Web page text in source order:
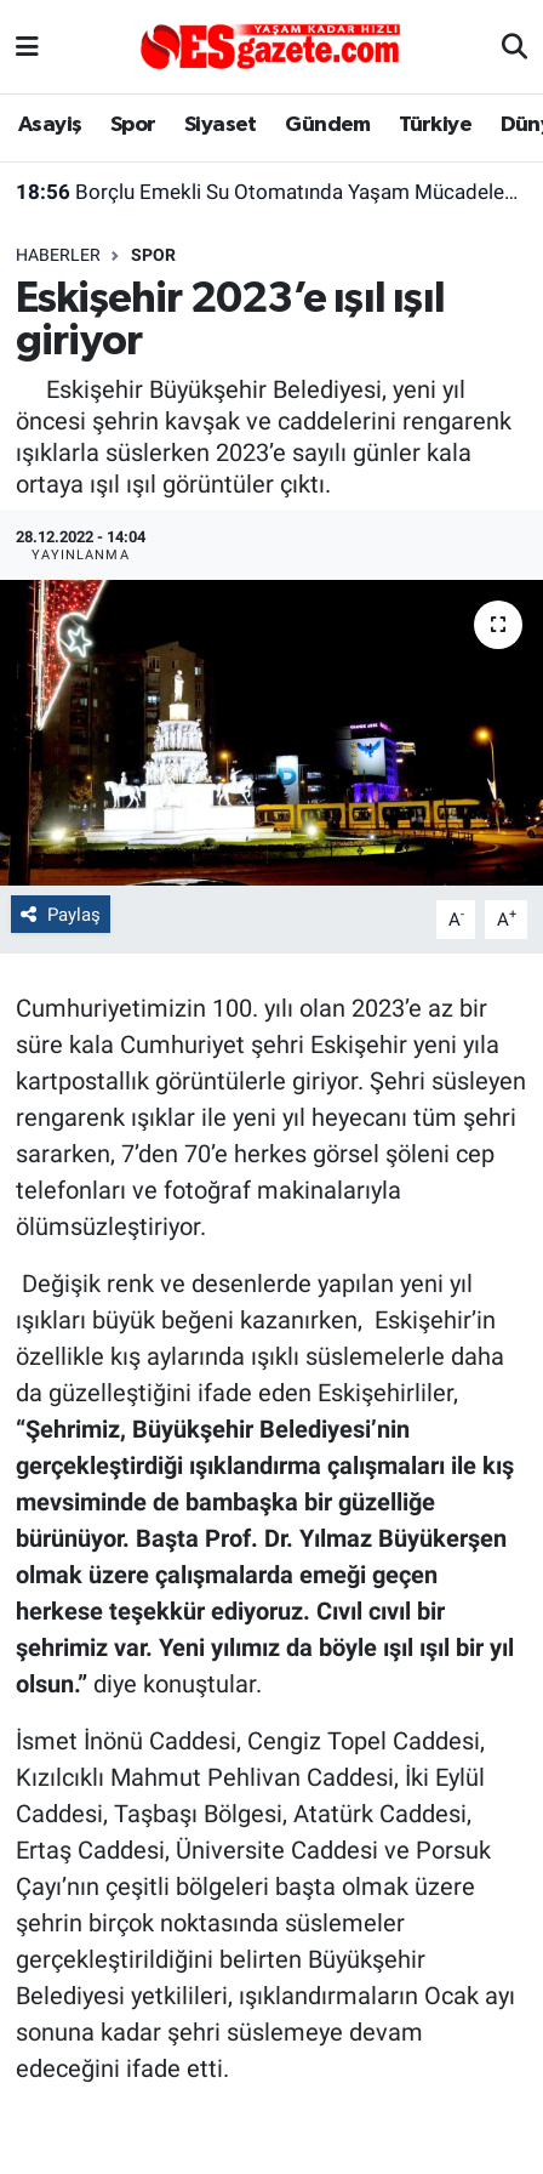
Asayiş Spor Siyaset Gündem Türkiye
18:56 Borçlu Emekli Su Otomatında Yaşam Mücadelesi Veriyor
HABERLER SPOR
Eskişehir 2023’e ışıl ışıl
giriyor
Eskişehir Büyükşehir Belediyesi, yeni yıl
öncesi şehrin kavşak ve caddelerini rengarenk
ışıklarla süslerken 2023’e sayılı günler kala
ortaya ışıl ışıl görüntüler çıktı.
28.12.2022 - 14:04
YAYINLANMA
Paylaş A- A+
Cumhuriyetimizin 100. yılı olan 2023’e az bir
süre kala Cumhuriyet şehri Eskişehir yeni yıla
kartpostallık görüntülerle giriyor. Şehri süsleyen
rengarenk ışıklar ile yeni yıl heyecanı tüm şehri
sararken, 7’den 70’e herkes görsel şöleni cep
telefonları ve fotoğraf makinalarıyla
ölümsüzleştiriyor.
Değişik renk ve desenlerde yapılan yeni yıl
ışıkları büyük beğeni kazanırken, Eskişehir’in
özellikle kış aylarında ışıklı süslemelerle daha
da güzelleştiğini ifade eden Eskişehirliler,
“Şehrimiz, Büyükşehir Belediyesi’nin
gerçekleştirdiği ışıklandırma çalışmaları ile kış
mevsiminde de bambaşka bir güzelliğe
bürünüyor. Başta Prof. Dr. Yılmaz Büyükerşen
olmak üzere çalışmalarda emeği geçen
herkese teşekkür ediyoruz. Cıvıl cıvıl bir
şehrimiz var. Yeni yılımız da böyle ışıl ışıl bir yıl
olsun.”diye konuştular.
İsmet İnönü Caddesi, Cengiz Topel Caddesi,
Kızılcıklı Mahmut Pehlivan Caddesi, İki Eylül
Caddesi, Taşbaşı Bölgesi, Atatürk Caddesi,
Ertaş Caddesi, Üniversite Caddesi ve Porsuk
Çayı’nın çeşitli bölgeleri başta olmak üzere
şehrin birçok noktasında süslemeler
gerçekleştirildiğini belirten Büyükşehir
Belediyesi yetkilileri, ışıklandırmaların Ocak ayı
sonuna kadar şehri süslemeye devam
edeceğini ifade etti.
Asayiş
Gündem
Türkiye
Dünya
Sağlık
Alış-Veriş/İş dünyası
Yaşam
Eskişehirspor Arşivi
Eskişehir Arşivi
Röportaj
Ekonomi
Kültür Sanat
Politika
Bilecik
Kütahya
Gezi
Genel
Çevre
Magazin
Bilim ve Teknoloji
Eskişehir Nöbetçi Eczaneler
Süper Lig Puan Durumu ve Fikstür
Tüm Manşetler
Son Dakika Haberleri
Haber Arşivi